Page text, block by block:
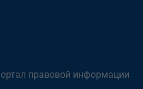
правовой информации